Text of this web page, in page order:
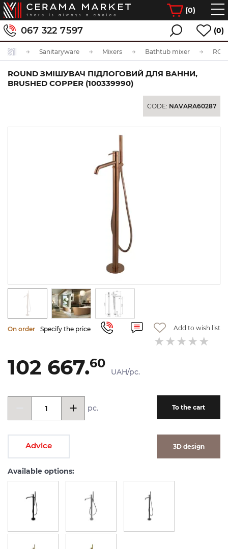
(0)
067 322 7597 (0)
Sanitaryware Mixers Bathtub mixer
ROUND ЗМІШУВАЧ ПІДЛОГОВИЙ ДЛЯ ВАННИ,
BRUSHED COPPER (100339990)
CODE: NAVARA60287
On order Specify the price Add to wish list
102 667.60
UAH/pc.
pc. To the cart
Advice 3D design
Available options: